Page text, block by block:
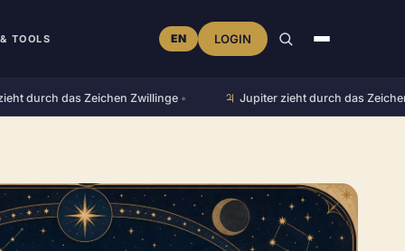
TOOLS EN LOGIN
das Zeichen Zwillinge• Jupiter zieht durch das Zeichen